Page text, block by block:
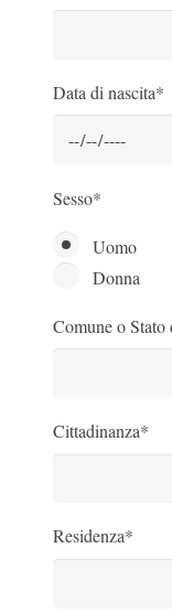
Data di nascita*
Sesso*
Uomo
Donna
Comune o Stato
Cittadinanza*
Residenza*